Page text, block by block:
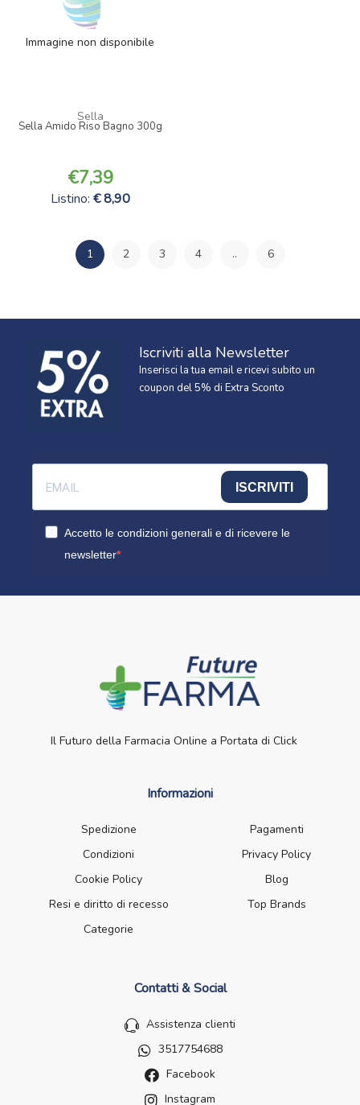
Immagine non disponibile
Sella
Sella Amido Riso Bagno 300g
7,39
Listino: 8,90
1 2 3 4 .. 6
Iscriviti alla Newsletter
Inserisci la tua email e ricevi subito un
coupon del 5% di Extra Sconto
ISCRIVITI
Accetto le condizioni generali e di ricevere le
newsletter
Il Futuro della Farmacia Online a Portata di Click
Informazioni
Spedizione
Pagamenti
Condizioni
Privacy Policy
Cookie Policy
Blog
Resi e diritto di recesso
Top Brands
Categorie
Contatti & Social
Assistenza clienti
3517754688
Facebook
Instagram